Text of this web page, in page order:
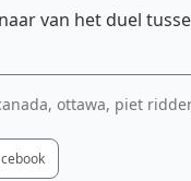
van het duel
ottawa, piet